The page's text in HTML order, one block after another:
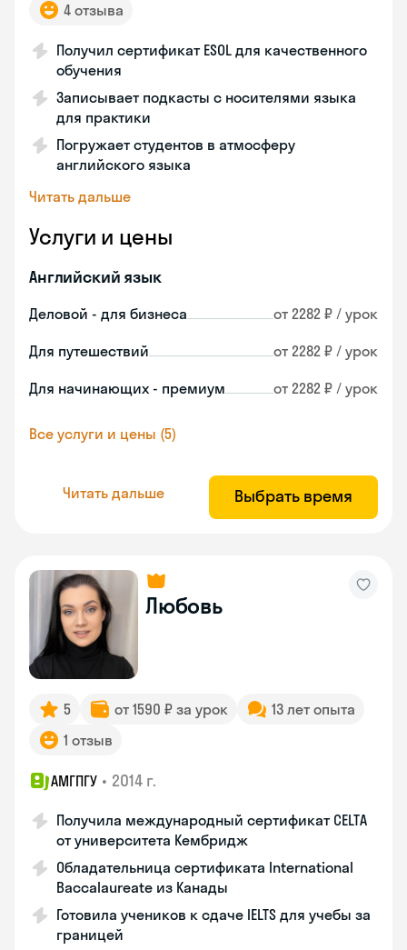
4 отзыва
Получил сертификат ESOL для качественного
обучения
Записывает подкасты с носителями языка
для практики
Погружает студентов в атмосферу
английского языка
Читать дальше
Услуги и цены
Английский язык
Деловой - для бизнеса от 2282 ₽ / урок
Для путешествий от 2282 ₽ / урок
Для начинающих - премиум от 2282 ₽ / урок
Все услуги и цены (5)
Читать дальше Выбрать время
Любовь
5 от 1590 ₽ за урок
13 лет опыта
1 отзыв
АМГПГУ • 2014 г.
Получила международный сертификат CELTA
от университета Кембридж
Обладательница сертификата International
Baccalaureate из Канады
Готовила учеников к сдаче IELTS для учебы за
границей